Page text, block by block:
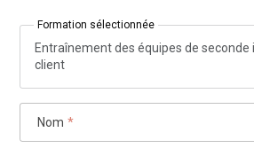
Formation sélectionnée
Entraînement des équipes de
client
Nom *